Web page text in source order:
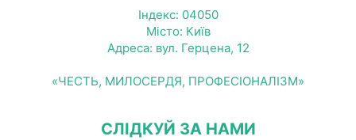
Індекс: 04050
Місто: Київ
Адреса: вул. Герцена, 12
«ЧЕСТЬ, МИЛОСЕРДЯ, ПРОФЕСІОНАЛІЗМ»
СЛІДКУЙ ЗА НАМИ